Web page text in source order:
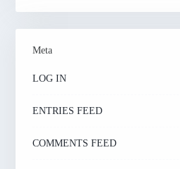
Meta
LOG IN
ENTRIES FEED
COMMENTS FEED